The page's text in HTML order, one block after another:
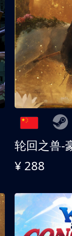
轮回之兽-
¥ 288